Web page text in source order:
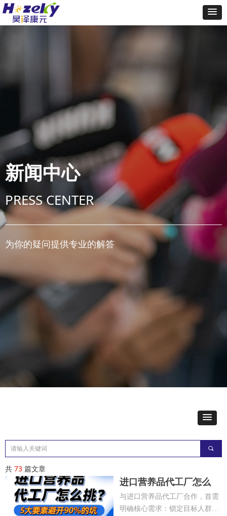
共 73 篇文章
进口营养品代工厂怎么
挑？5 大要素避开 90%
的坑
与进口营养品代工厂合作，首需
明确核心需求：锁定目标人群
新闻中心
为你的疑问提供专业的解答
PRESS CENTER
끠